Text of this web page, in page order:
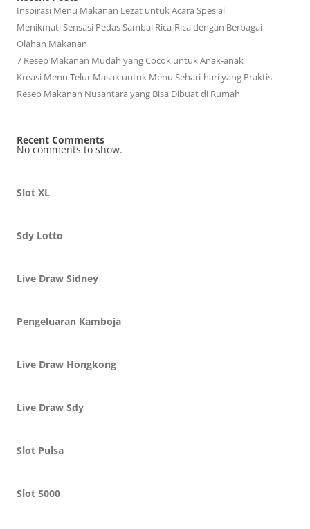
Inspirasi Menu Makanan Lezat untuk Acara Spesial
Menikmati Sensasi Pedas Sambal Rica-Rica dengan Berbagai
Olahan Makanan
7 Resep Makanan Mudah yang Cocok untuk Anak-anak
Kreasi Menu Telur Masak untuk Menu Sehari-hari yang Praktis
Resep Makanan Nusantara yang Bisa Dibuat di Rumah
Recent Comments
No comments to show.
Slot XL
Sdy Lotto
Live Draw Sidney
Pengeluaran Kamboja
Live Draw Hongkong
Live Draw Sdy
Slot Pulsa
Slot 5000